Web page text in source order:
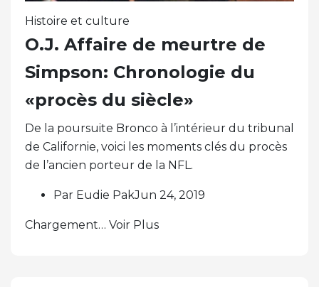
Histoire et culture
O.J. Affaire de meurtre de
Simpson: Chronologie du
«procès du siècle»
De la poursuite Bronco à l’intérieur du tribunal
de Californie, voici les moments clés du procès
de l’ancien porteur de la NFL.
Par Eudie PakJun 24, 2019
Chargement… Voir Plus